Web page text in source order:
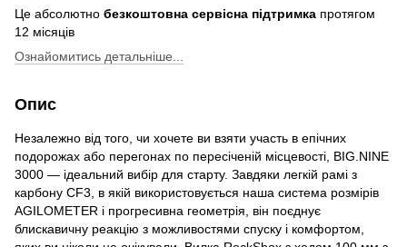
Це абсолютно безкоштовна сервісна підтримка протягом
12 місяців
Ознайомитись детальніше...
Опис
Незалежно від того, чи хочете ви взяти участь в епічних
подорожах або перегонах по пересіченій місцевості, BIG.NINE
3000 — ідеальний вибір для старту. Завдяки легкій рамі з
карбону CF3, в якій використовується наша система розмірів
AGILOMETER і прогресивна геометрія, він поєднує
блискавичну реакцію з можливостями спуску і комфортом,